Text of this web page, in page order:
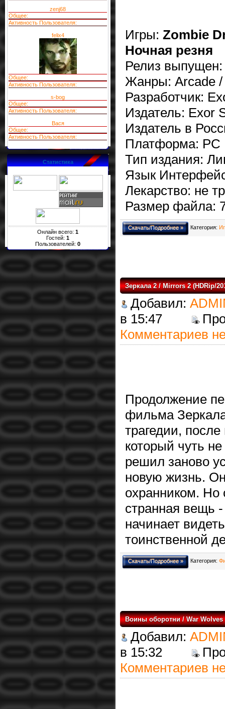
zenj68
Общее:
Активность Пользователя:
felix4
Общее:
Активность Пользователя:
s-bog
Общее:
Активность Пользователя:
Вася
Общее:
Активность Пользователя:
Статистика
Онлайн всего: 1
Гостей: 1
Пользователей: 0
Игры: Zombie
Ночная резня
Релиз выпущен:
Жанры: Arcade /
Разработчик:
Издатель: Exor
Издатель в
Платформа: PC
Тип издания:
Язык
Лекарство: не
Размер файла:
Категория:
Скачать/Подробнее »
Зeркала 2 / Mirrors 2 (НDRip/
Добавил:
в 15:47
Комментариев
Продолжение
фильма
трагедии, после
который чуть
решил заново
новую жизнь.
охранником. Но
странная вещь
начинает
тоинственной
Категория:
Скачать/Подробнее »
Воины оборотни / War Wolves
Добавил:
в 15:32
Комментариев